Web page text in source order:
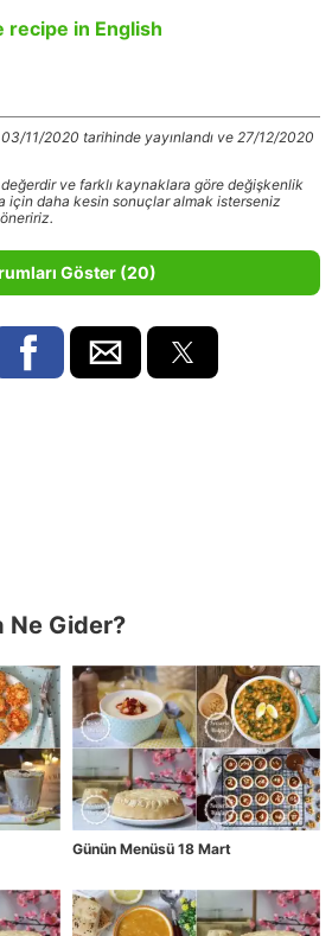
recipe in English
11/2020 tarihinde yayınlandı ve 27/12/2020
ve farklı kaynaklara göre değişkenlik
için daha kesin sonuçlar almak isterseniz
Göster (20)
Ne Gider?
Günün Menüsü 18 Mart